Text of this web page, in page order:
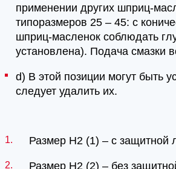
применении других шприц-
типоразмеров 25 – 45: с
шприц-масленок соблюдать
установлена). Подача смазки
d) В этой позиции могут быть
следует удалить их.
Размер H2 (1) – с защитной
Размер H2 (2) – без